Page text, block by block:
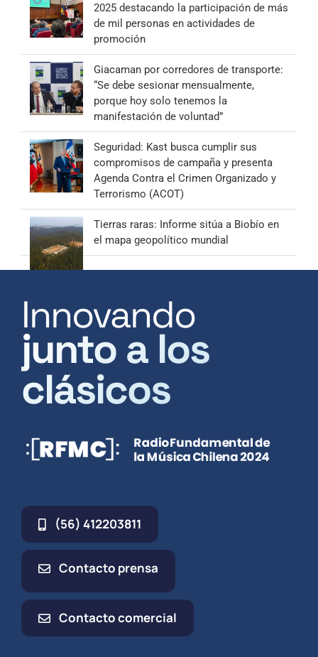
2025 destacando la participación de más
de mil personas en actividades de
promoción
Giacaman por corredores de transporte:
“Se debe sesionar mensualmente,
porque hoy solo tenemos la
manifestación de voluntad”
Seguridad: Kast busca cumplir sus
compromisos de campaña y presenta
Agenda Contra el Crimen Organizado y
Terrorismo (ACOT)
Tierras raras: Informe sitúa a Biobío en
el mapa geopolítico mundial
Innovando
junto a los
clásicos
(56) 412203811
Contacto prensa
Contacto comercial